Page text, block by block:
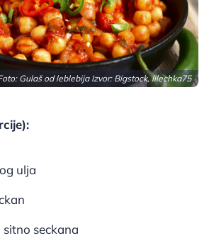
Gulaš od leblebija Izvor: Bigstock, lilechka75
ulja
sitno seckana